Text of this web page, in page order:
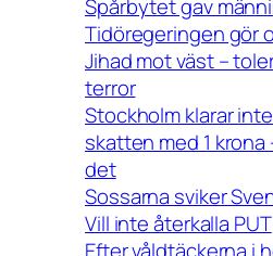
Spårbytet gav
Tidöregeringen gör
Jihad mot väst –
terror
Stockholm klarar
skatten med 1
det
Sossarna sviker
Vill inte återkalla PUT